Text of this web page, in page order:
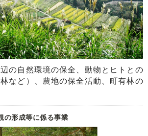
の自然環境の保全、動物とヒトとの
など）、農地の保全活動、町有林の
の形成等に係る事業